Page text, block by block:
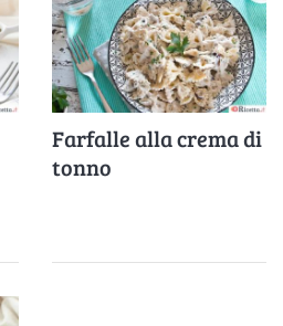
Farfalle alla crema di
tonno